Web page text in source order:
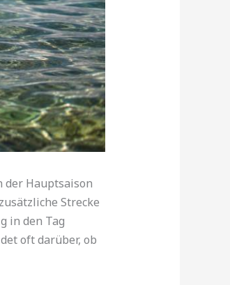
der Hauptsaison
Strecke
in den Tag
oft darüber, ob